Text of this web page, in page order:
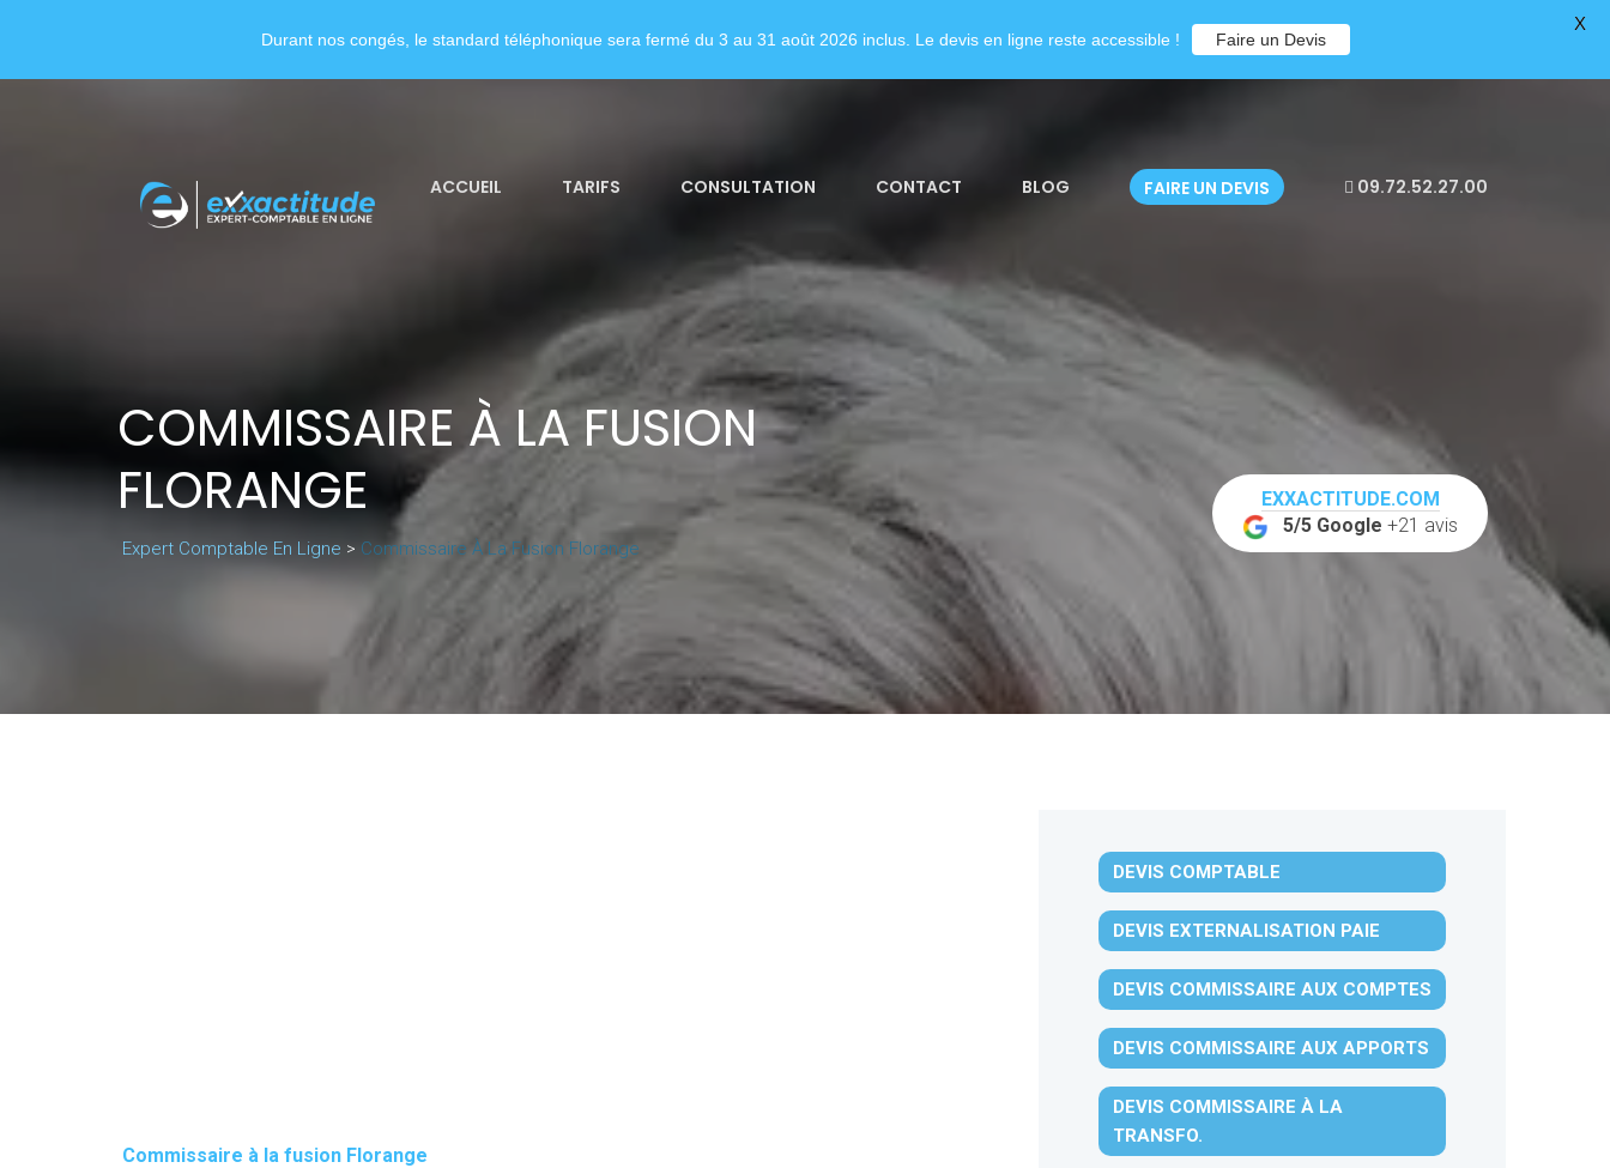
ACCUEIL TARIFS CONSULTATION CONTACT BLOG FAIRE UN DEVIS 09.72.52.27.00
COMMISSAIRE À LA FUSION
FLORANGE
Expert Comptable En Ligne > Commissaire À La Fusion Florange
EXXACTITUDE.COM
5/5 Google +21 avis
Commissaire à la fusion Florange
DEVIS COMPTABLE
DEVIS EXTERNALISATION PAIE
DEVIS COMMISSAIRE AUX COMPTES
DEVIS COMMISSAIRE AUX APPORTS
DEVIS COMMISSAIRE À LA
TRANSFO.
Durant nos congés, le standard téléphonique sera fermé du 3 au 31 août 2026 inclus. Le devis en ligne reste accessible ! Faire un Devis
X